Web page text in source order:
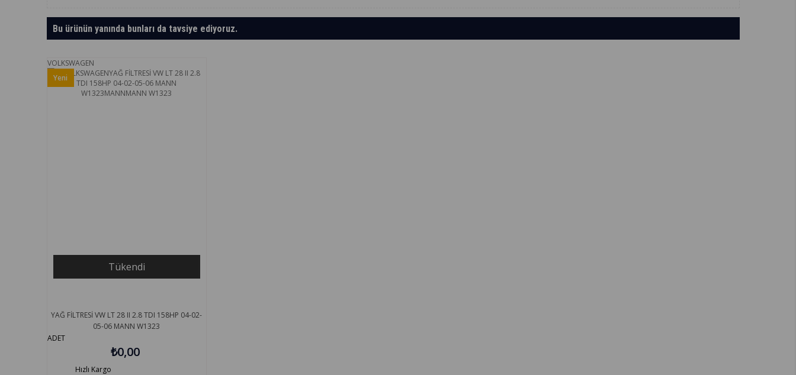
Bu ürünün yanında bunları da tavsiye ediyoruz.
VOLKSWAGEN
Tükendi
YAĞ FİLTRESİ VW LT 28 II 2.8 TDI 158HP 04-02-
05-06 MANN W1323
ADET
₺0,00
Yeni
Hızlı Kargo